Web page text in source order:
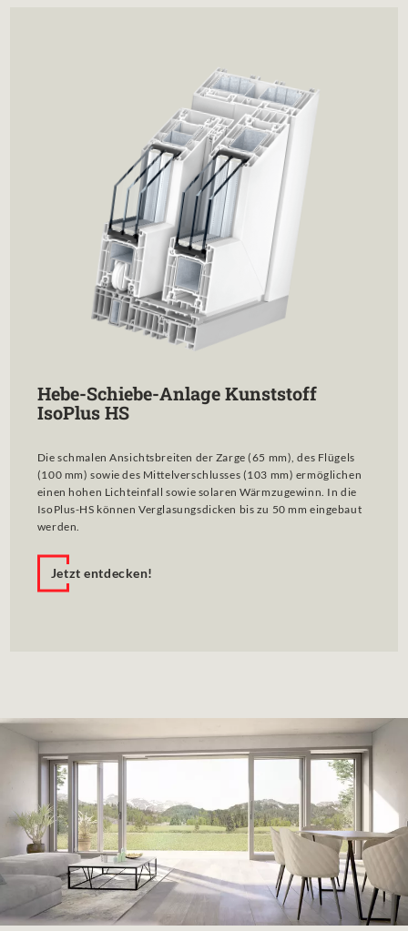
Hebe-Schiebe-Anlage Kunststoff
IsoPlus HS
Die schmalen Ansichtsbreiten der Zarge (65 mm), des Flügels
(100 mm) sowie des Mittelverschlusses (103 mm) ermöglichen
einen hohen Lichteinfall sowie solaren Wärm­zugewinn. In die
IsoPlus-HS können Verglasungsdicken bis zu 50 mm eingebaut
werden.
Jetzt entdecken!